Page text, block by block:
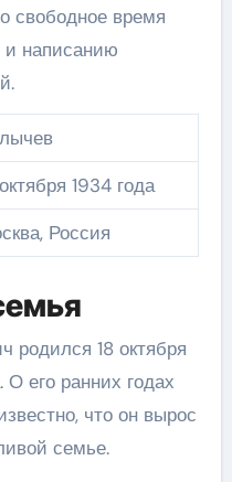
свободное время
и написанию
1934 года
Россия
родился 18 октября
О его ранних годах
что он вырос
семье.